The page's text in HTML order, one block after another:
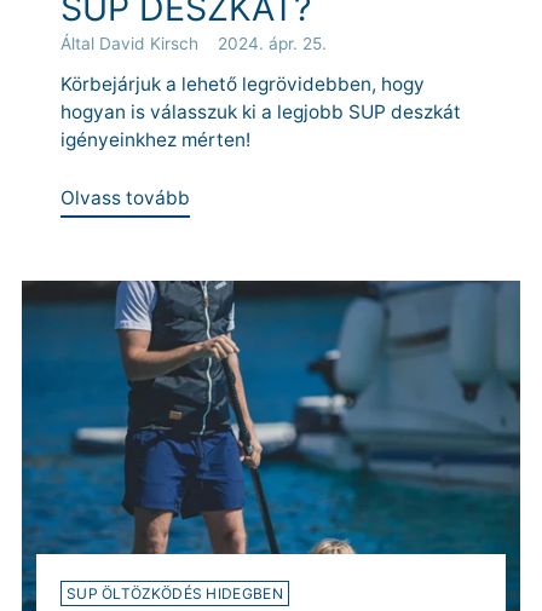
Által David Kirsch 2024. ápr. 25.
Körbejárjuk a lehető legrövidebben, hogy
hogyan is válasszuk ki a legjobb SUP deszkát
igényeinkhez mérten!
Olvass tovább
SUP ÖLTÖZKÖDÉS HIDEGBEN